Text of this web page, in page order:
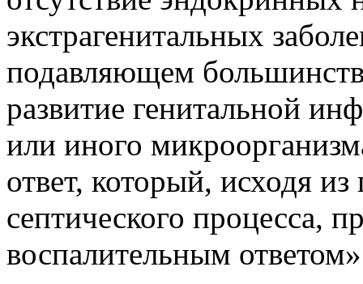
экстрагенитальных
подавляющем
развитие генитальной
или иного
ответ, который, исходя
септического процесса,
воспалительным